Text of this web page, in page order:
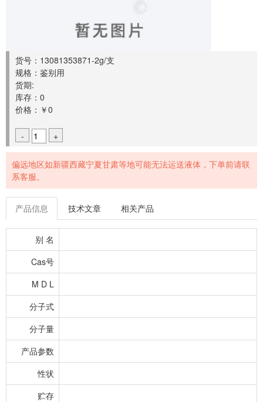
货号：13081353871-2g/支
规格：鉴别用
货期:
库存：0
价格：￥0
- +
偏远地区如新疆西藏宁夏甘肃等地可能无法运送液体，下单前请联
系客服。
产品信息 技术文章 相关产品
别 名
Cas号
M D L
分子式
分子量
产品参数
性状
贮存